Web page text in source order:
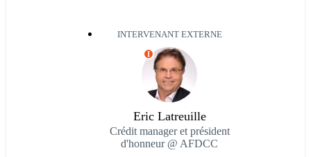
INTERVENANT EXTERNE
I
Eric Latreuille
Crédit manager et président
d'honneur @ AFDCC